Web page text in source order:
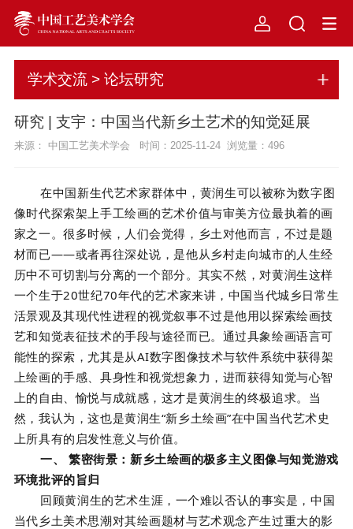
学术交流 > 论坛研究
研究 | 支宇：中国当代新乡土艺术的知觉延展
来源： 中国工艺美术学会 时间：2025-11-24 浏览量： 496
在中国新生代艺术家群体中，黄润生可以被称为数字图
像时代探索架上手工绘画的艺术价值与审美方位最执着的画
家之一。很多时候，人们会觉得，乡土对他而言，不过是题
材而已——或者再往深处说，是他从乡村走向城市的人生经
历中不可切割与分离的一个部分。其实不然，对黄润生这样
一个生于20世纪70年代的艺术家来讲，中国当代城乡日常生
活景观及其现代性进程的视觉叙事不过是他用以探索绘画技
艺和知觉表征技术的手段与途径而已。通过具象绘画语言可
能性的探索，尤其是从AI数字图像技术与软件系统中获得架
上绘画的手感、具身性和视觉想象力，进而获得知觉与心智
上的自由、愉悦与成就感，这才是黄润生的终极追求。当
然，我认为，这也是黄润生“新乡土绘画”在中国当代艺术史
上所具有的启发性意义与价值。
一、 繁密街景：新乡土绘画的极多主义图像与知觉游戏
环境批评的旨归
回顾黄润生的艺术生涯，一个难以否认的事实是，中国
当代乡土美术思潮对其绘画题材与艺术观念产生过重大的影